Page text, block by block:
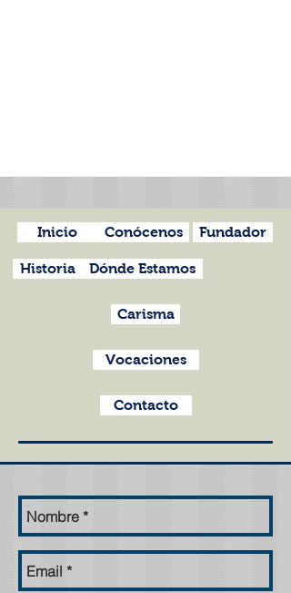
Inicio Conócenos Fundador
Historia Dónde Estamos
Carisma
Vocaciones
Contacto